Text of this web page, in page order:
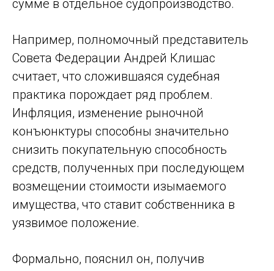
сумме в отдельное судопроизводство.
Например, полномочный представитель
Совета Федерации Андрей Клишас
считает, что сложившаяся судебная
практика порождает ряд проблем.
Инфляция, изменение рыночной
конъюнктуры способны значительно
снизить покупательную способность
средств, полученных при последующем
возмещении стоимости изымаемого
имущества, что ставит собственника в
уязвимое положение.
Формально, пояснил он, получив